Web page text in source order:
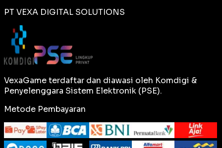
PT VEXA DIGITAL SOLUTIONS
VexaGame terdaftar dan diawasi oleh Komdigi &
Penyelenggara Sistem Elektronik (PSE).
Metode Pembayaran